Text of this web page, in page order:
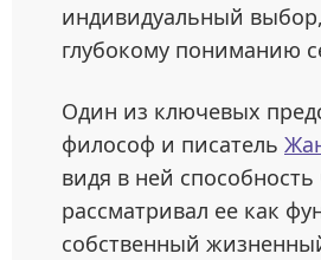
индивидуальный
глубокому пониманию
Один из ключевых
философ и писатель
видя в ней
рассматривал ее как
собственный